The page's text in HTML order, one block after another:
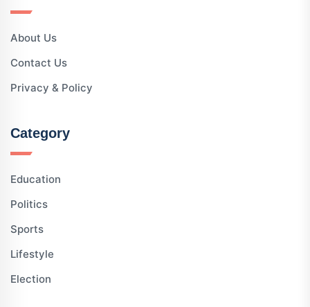
About Us
Contact Us
Privacy & Policy
Category
Education
Politics
Sports
Lifestyle
Election